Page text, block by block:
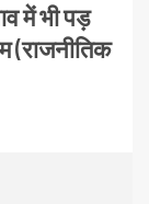
में भी पड़
(राजनीतिक